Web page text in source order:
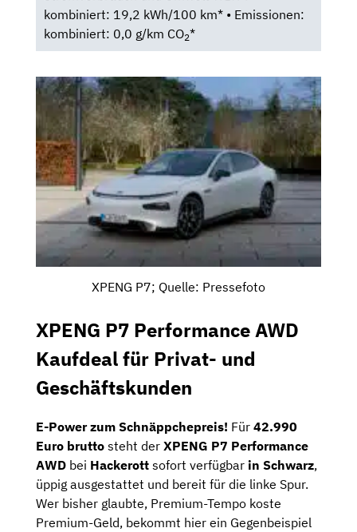
kombiniert: 19,2 kWh/100 km* • Emissionen:
kombiniert: 0,0 g/km CO2*
XPENG P7; Quelle: Pressefoto
XPENG P7 Performance AWD
Kaufdeal für Privat- und
Geschäftskunden
E-Power zum Schnäppchepreis! Für 42.990
Euro brutto steht der XPENG P7 Performance
AWD bei Hackerott sofort verfügbar in Schwarz,
üppig ausgestattet und bereit für die linke Spur.
Wer bisher glaubte, Premium-Tempo koste
Premium-Geld, bekommt hier ein Gegenbeispiel